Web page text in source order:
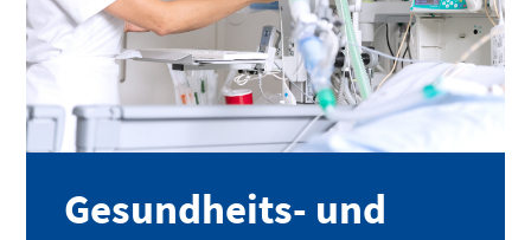
Gesundheits- und